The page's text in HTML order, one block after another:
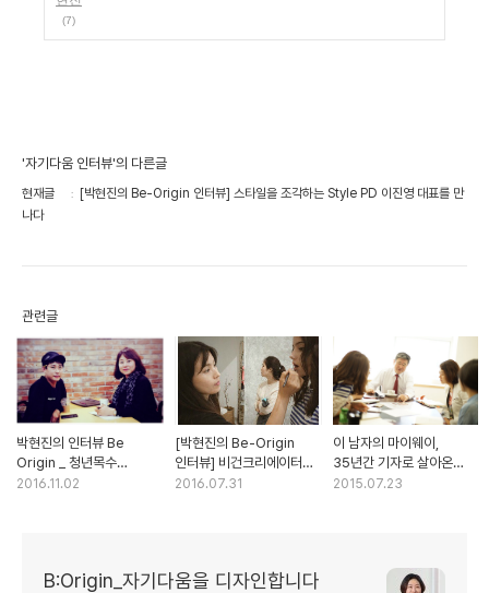
(7)
'자기다움 인터뷰'의 다른글
현재글
[박현진의 Be-Origin 인터뷰] 스타일을 조각하는 Style PD 이진영 대표를 만
나다
관련글
박현진의 인터뷰 Be
Origin _ 청년목수
김동혁을 만나다
2016.11.02
[박현진의 Be-Origin
인터뷰] 비건크리에이터
박솔지 대표를 만나다
2016.07.31
이 남자의 마이웨이,
35년간 기자로 살아온
중앙일보 박보균 대기자
2015.07.23
B:Origin_자기다움을 디자인합니다